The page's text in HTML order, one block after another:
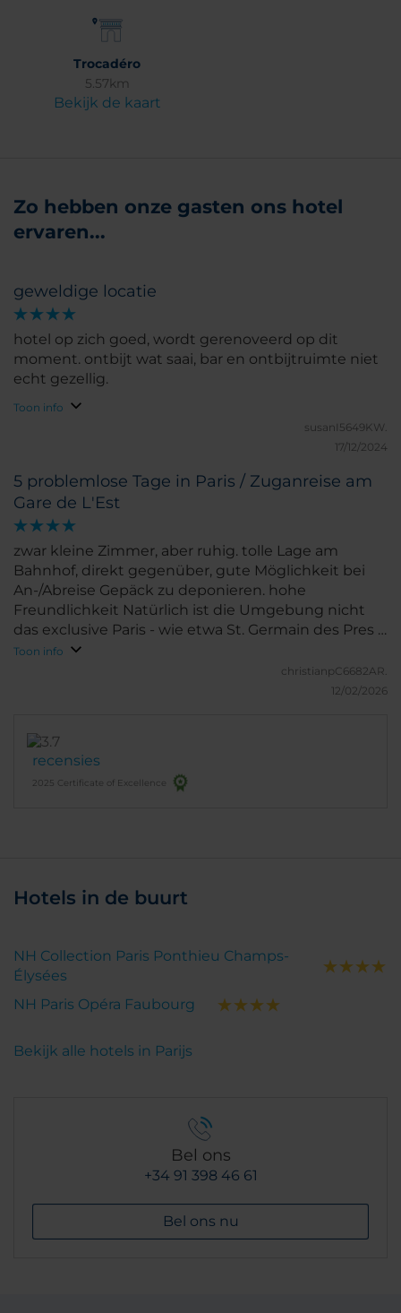
Trocadéro
5.57km
Bekijk de kaart
Zo hebben onze gasten ons hotel
ervaren...
geweldige locatie
hotel op zich goed, wordt gerenoveerd op dit
moment. ontbijt wat saai, bar en ontbijtruimte niet
echt gezellig.
Toon info
susanI5649KW.
17/12/2024
5 problemlose Tage in Paris / Zuganreise am
Gare de L'Est
zwar kleine Zimmer, aber ruhig. tolle Lage am
Bahnhof, direkt gegenüber, gute Möglichkeit bei
An-/Abreise Gepäck zu deponieren. hohe
Freundlichkeit Natürlich ist die Umgebung nicht
das exclusive Paris - wie etwa St. Germain des Pres -
aber ausreichend viele gute Restaurants in der
Umgebung. Ansonsten ist mit ÖPNV alles schnell
Toon info
christianpC6682AR.
12/02/2026
recensies
2025 Certificate of Excellence
Hotels in de buurt
NH Collection Paris Ponthieu Champs-
Élysées
NH Paris Opéra Faubourg
Bekijk alle hotels in Parijs
Bel ons
+34 91 398 46 61
Bel ons nu